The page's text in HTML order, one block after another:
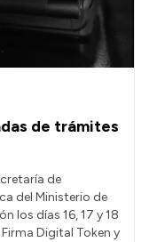
de trámites
de
del Ministerio de
los días 16, 17 y 18
Digital Token y